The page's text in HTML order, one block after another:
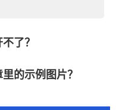
了？
的示例图片？